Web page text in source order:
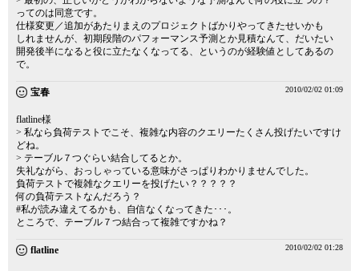
ってのは同意です。
仕様変更／追加があたりまえのプロジェクトばかりやってきたせいかも
しれませんが、初期段階のパフォーマンス予測とか見積なんて、だいたい
開発後半になると役に立たなくなってる、というのが経験値としてあるの
で。
宝春 2010/02/02 01:09
flatline様
> 私なら負荷テストでこそ、複雑な内容のクエリーたくさん投げたいですけ
どね。
> テーブル７つぐらい結合してるとか。
失礼ながら、おっしゃっている意味がさっぱりわかりませんでした。
負荷テストで複雑なクエリーを投げたい？？？？？
何の負荷テストなんだろう？
#私が読み違えてるかも、自信なくなってきた･･･。
ところで、テーブル７つ結合って複雑ですかね？
flatline 2010/02/02 01:28